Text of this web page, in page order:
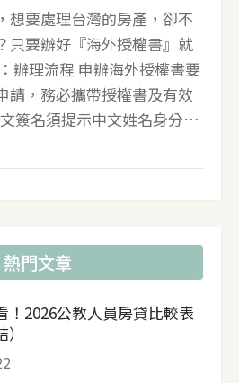
想要處理台灣的房產，卻不
只要辦好『海外授權書』就
辦理流程 申辦海外授權書要
請，務必攜帶授權書及有效
簽名須提示中文姓名身分證
委任書，並至公證人處公證
要先簽喔，因為駐外人員要
預約避免久候，但若很不幸
裡有駐外館處，請點下面連
館處查詢 二：填寫海外授權
還有房地資訊都還好，重點
熱門文章
！2026公教人員房貸比較表